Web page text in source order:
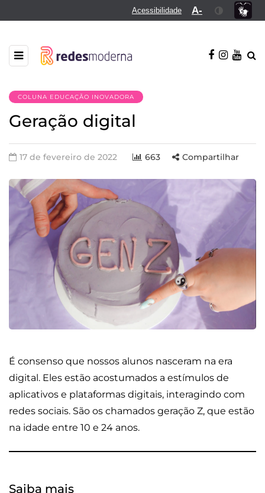
Acessibilidade A-
COLUNA EDUCAÇÃO INOVADORA
Geração digital
17 de fevereiro de 2022 663 Compartilhar
É consenso que nossos alunos nasceram na era
digital. Eles estão acostumados a estímulos de
aplicativos e plataformas digitais, interagindo com
redes sociais. São os chamados geração Z, que estão
na idade entre 10 e 24 anos.
Saiba mais